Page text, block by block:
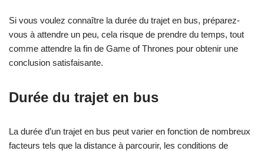
Si vous voulez connaître la durée du trajet en bus, préparez-
vous à attendre un peu, cela risque de prendre du temps, tout
comme attendre la fin de Game of Thrones pour obtenir une
conclusion satisfaisante.
Durée du trajet en bus
La durée d’un trajet en bus peut varier en fonction de nombreux
facteurs tels que la distance à parcourir, les conditions de